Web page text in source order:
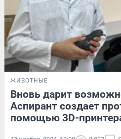
ЖИВОТНЫЕ
Вновь дарит
Аспирант создает
помощью 3D-